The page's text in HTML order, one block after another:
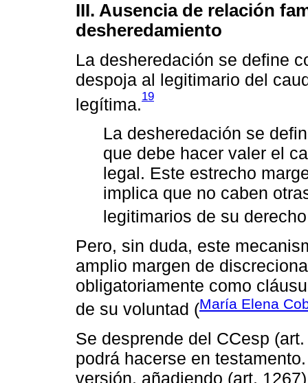
III. Ausencia de relación
desheredamiento
La desheredación se define
despoja al legitimario del
legítima.19
La desheredación se
que debe hacer valer el
legal. Este estrecho
implica que no caben
legitimarios de su
Pero, sin duda, este
amplio margen de
obligatoriamente como
de su voluntad (María Elena
Se desprende del CCesp
podrá hacerse en
versión, añadiendo (art.